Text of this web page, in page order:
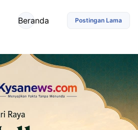
Postingan Lama
Beranda